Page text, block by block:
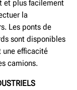
et plus facilement
la
Les ponts de
sont disponibles
une efficacité
camions.